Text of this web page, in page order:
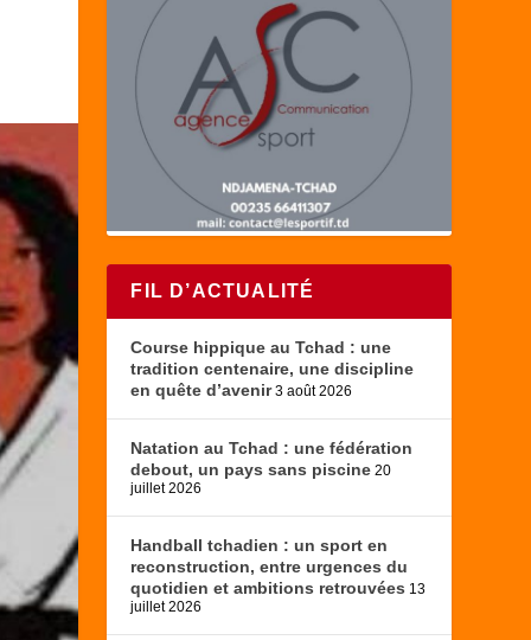
FIL D’ACTUALITÉ
Course hippique au Tchad : une
tradition centenaire, une discipline
en quête d’avenir 3 août 2026
Natation au Tchad : une fédération
debout, un pays sans piscine 20
juillet 2026
Handball tchadien : un sport en
reconstruction, entre urgences du
quotidien et ambitions retrouvées 13
juillet 2026